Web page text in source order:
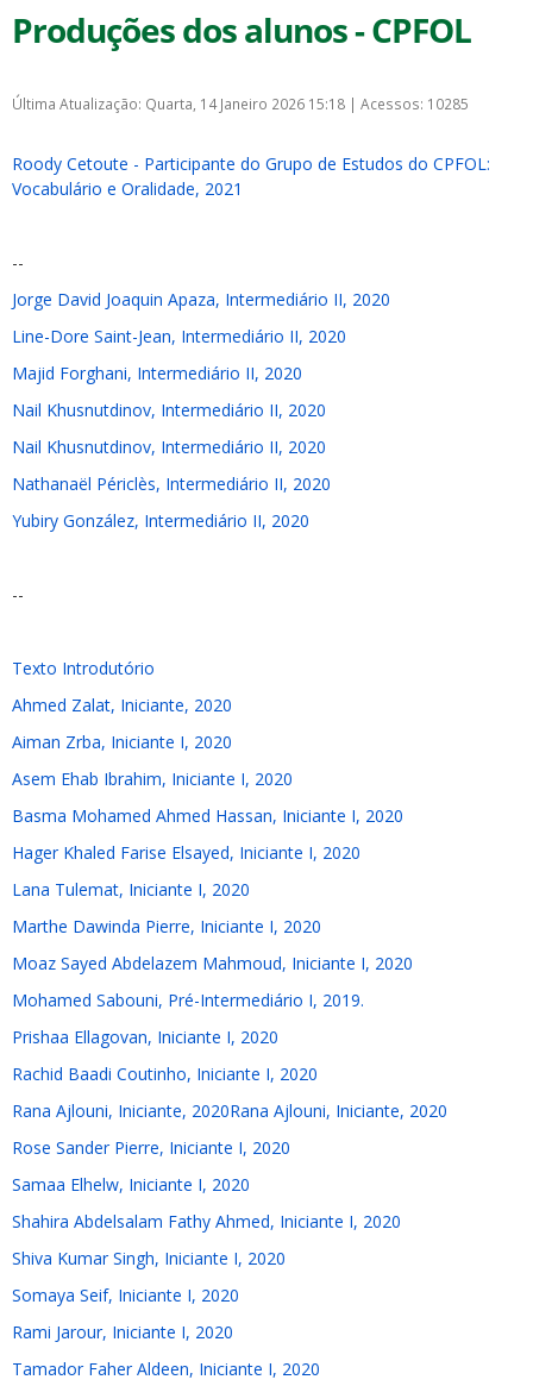
Produções dos alunos - CPFOL
Última Atualização: Quarta, 14 Janeiro 2026 15:18 | Acessos: 10285
Roody Cetoute - Participante do Grupo de Estudos do CPFOL:
Vocabulário e Oralidade, 2021
--
Jorge David Joaquin Apaza, Intermediário II, 2020
Line-Dore Saint-Jean, Intermediário II, 2020
Majid Forghani, Intermediário II, 2020
Nail Khusnutdinov, Intermediário II, 2020
Nail Khusnutdinov, Intermediário II, 2020
Nathanaël Périclès, Intermediário II, 2020
Yubiry González, Intermediário II, 2020
--
Texto Introdutório
Ahmed Zalat, Iniciante, 2020
Aiman Zrba, Iniciante I, 2020
Asem Ehab Ibrahim, Iniciante I, 2020
Basma Mohamed Ahmed Hassan, Iniciante I, 2020
Hager Khaled Farise Elsayed, Iniciante I, 2020
Lana Tulemat, Iniciante I, 2020
Marthe Dawinda Pierre, Iniciante I, 2020
Moaz Sayed Abdelazem Mahmoud, Iniciante I, 2020
Mohamed Sabouni, Pré-Intermediário I, 2019.
Prishaa Ellagovan, Iniciante I, 2020
Rachid Baadi Coutinho, Iniciante I, 2020
Rana Ajlouni, Iniciante, 2020Rana Ajlouni, Iniciante, 2020
Rose Sander Pierre, Iniciante I, 2020
Samaa Elhelw, Iniciante I, 2020
Shahira Abdelsalam Fathy Ahmed, Iniciante I, 2020
Shiva Kumar Singh, Iniciante I, 2020
Somaya Seif, Iniciante I, 2020
Rami Jarour, Iniciante I, 2020
Tamador Faher Aldeen, Iniciante I, 2020